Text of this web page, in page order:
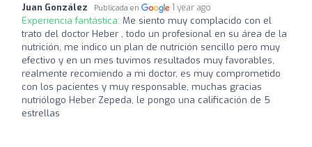
Juan González Publicada en 1 year ago
Experiencia fantástica: Me siento muy complacido con el
trato del doctor Heber , todo un profesional en su área de la
nutrición, me indico un plan de nutrición sencillo pero muy
efectivo y en un mes tuvimos resultados muy favorables,
realmente recomiendo a mi doctor, es muy comprometido
con los pacientes y muy responsable, muchas gracias
nutriólogo Heber Zepeda, le pongo una calificación de 5
estrellas